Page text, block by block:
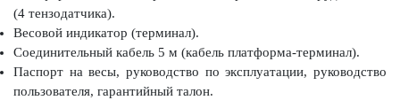
(4 тензодатчика).
Весовой индикатор (терминал).
Соединительный кабель 5 м (кабель платформа-терминал).
Паспорт на весы, руководство по эксплуатации, руководство
пользователя, гарантийный талон.